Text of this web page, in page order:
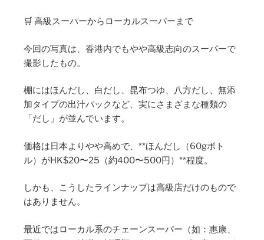
🛒 高級スーパーからローカルスーパーまで
今回の写真は、香港内でもやや高級志向のスーパーで
撮影したもの。
棚にはほんだし、白だし、昆布つゆ、八方だし、無添
加タイプの出汁パックなど、実にさまざまな種類の
「だし」が並んでいます。
価格は日本よりやや高めで、**ほんだし（60gボト
ル）がHK$20〜25（約400〜500円）**程度。
しかも、こうしたラインナップは高級店だけのもので
はありません。
最近ではローカル系のチェーンスーパー（如：惠康、